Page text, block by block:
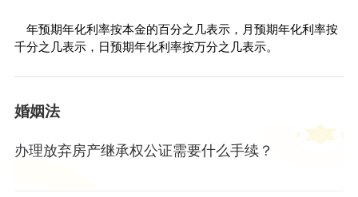
年预期年化利率按本金的百分之几表示，月预期年化利率按
千分之几表示，日预期年化利率按万分之几表示。
婚姻法
办理放弃房产继承权公证需要什么手续？